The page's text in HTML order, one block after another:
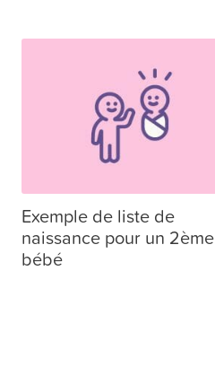
Exemple de liste de
naissance pour un 2ème
bébé